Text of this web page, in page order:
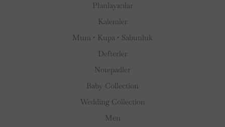
Planlayıcılar
Kalemler
Mum • Kupa • Sabunluk
Defterler
Notepadler
Baby Collection
Wedding Collection
Men